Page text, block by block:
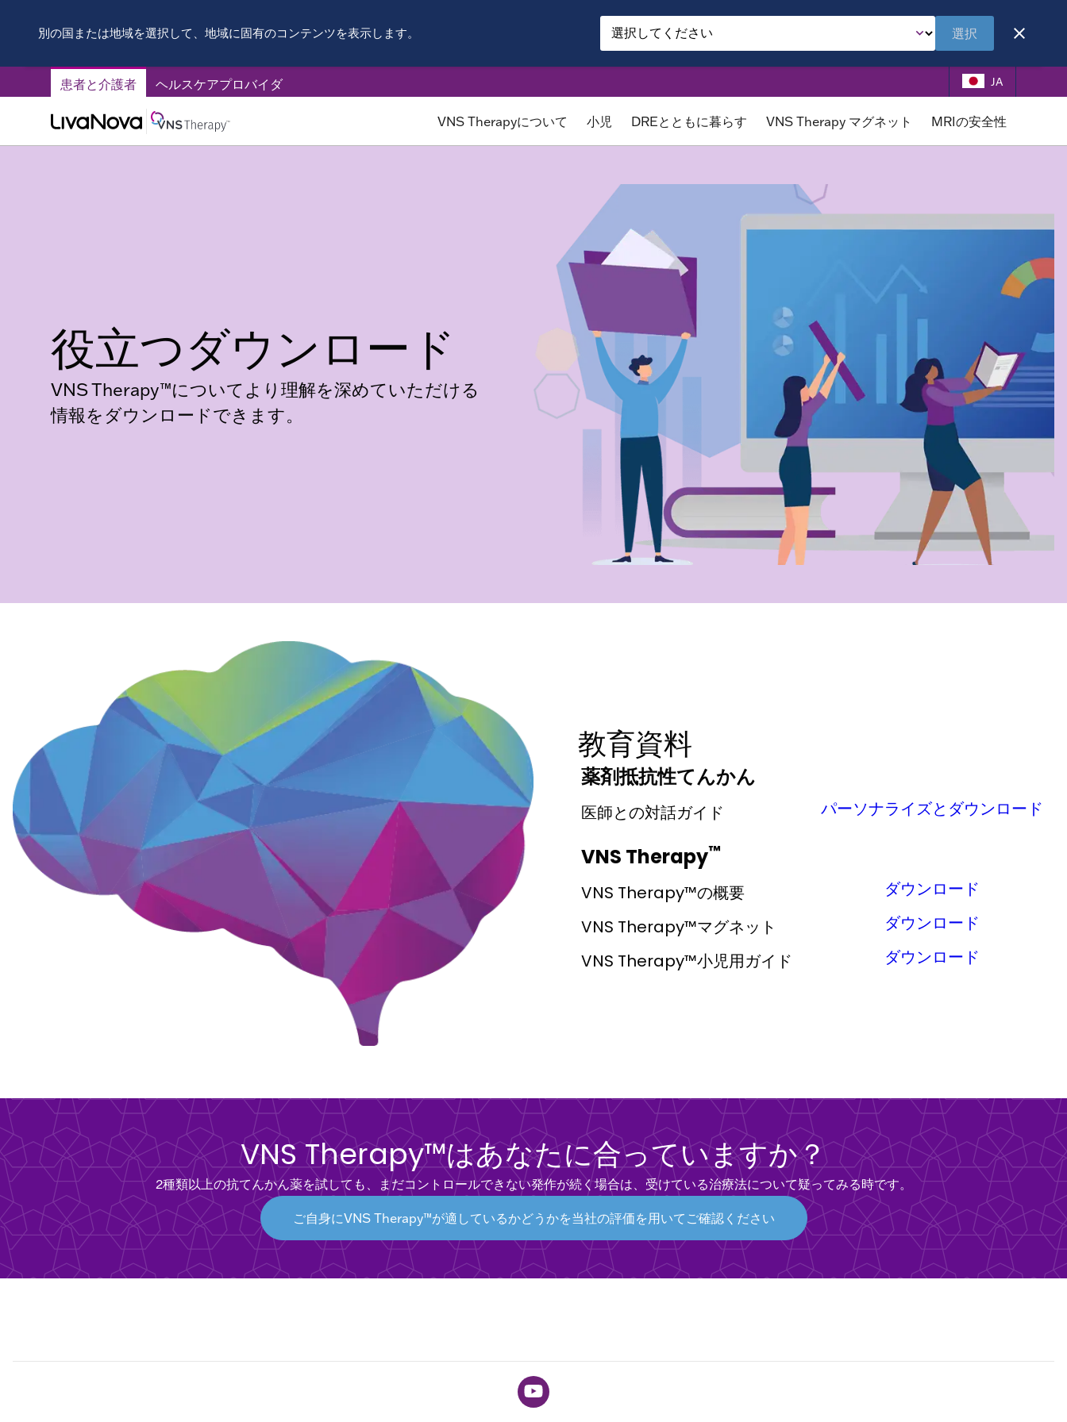
別の国または地域を選択して、地域に固有のコンテンツを表示します。 選択
患者と介護者 ヘルスケアプロバイダ JA
VNS Therapyについて 小児 DREとともに暮らす VNS Therapy マグネット MRIの安全性
役立つダウンロード
VNS Therapy™についてより理解を深めていただける
情報をダウンロードできます。
教育資料
薬剤抵抗性てんかん
医師との対話ガイド パーソナライズとダウンロード
VNS Therapy™
VNS Therapy™の概要
ダウンロード
VNS Therapy™マグネット
ダウンロード
VNS Therapy™小児用ガイド
ダウンロード
VNS Therapy™はあなたに合っていますか？
2種類以上の抗てんかん薬を試しても、まだコントロールできない発作が続く場合は、受けている治療法について疑ってみる時です。
ご自身にVNS Therapy™が適しているかどうかを当社の評価を用いてご確認ください